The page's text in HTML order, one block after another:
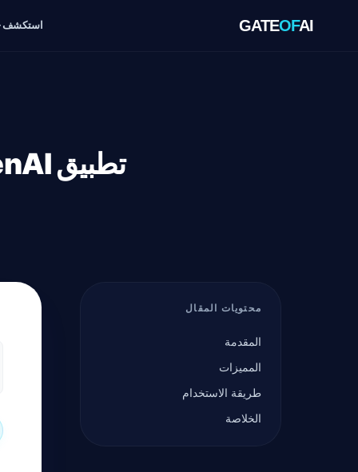
GATEOFAI استكشف
تطبيق OpenAI الفائق: دمج 3 تطبيقات في منصة واحدة
محتويات المقال
المقدمة
المميزات
طريقة الاستخدام
الخلاصة